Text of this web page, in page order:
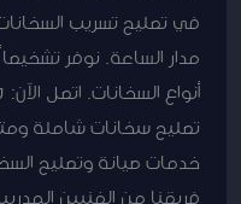
في تصليح تسريب
مدار الساعة. نوفر
تصليح سخانات شاملة
خدمات صيانة وتصليح
فريقنا من الفنيين